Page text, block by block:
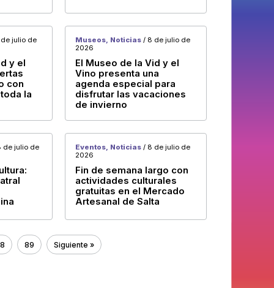
julio de
y el
con
la
Museos, Noticias / 8 de julio de
2026
El Museo de la Vid y el
Vino presenta una
agenda especial para
disfrutar las vacaciones
de invierno
de julio de Eventos, Noticias / 8 de julio de
2026
Fin de semana largo con
actividades culturales
gratuitas en el Mercado
Artesanal de Salta
89 Siguiente »